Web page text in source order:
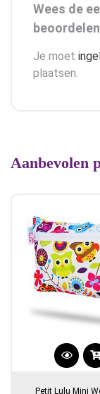
Wees de
beoordelen
Je moet
plaatsen.
Aanbevolen
Petit Lulu Mini